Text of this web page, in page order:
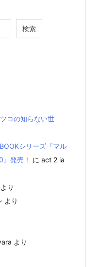
検索
コの知らない世
シリーズ『マル
発売！
に act 2 ia
より
より
より